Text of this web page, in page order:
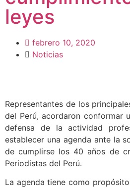
leyes
febrero 10, 2020
Noticias
Representantes de los
del Perú, acordaron conformar
defensa de la actividad
establecer una agenda ante la
de cumplirse los 40 años de
Periodistas del Perú.
La agenda tiene como